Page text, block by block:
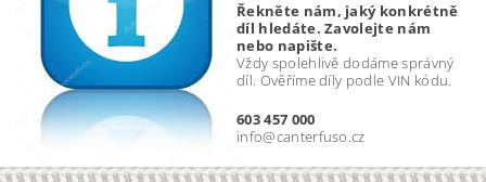
Řekněte nám, jaký konkrétně
díl hledáte. Zavolejte nám
nebo napište.
Vždy spolehlivě dodáme správný
díl. Ověříme díly podle VIN kódu.
603 457 000
info@canterfuso.cz